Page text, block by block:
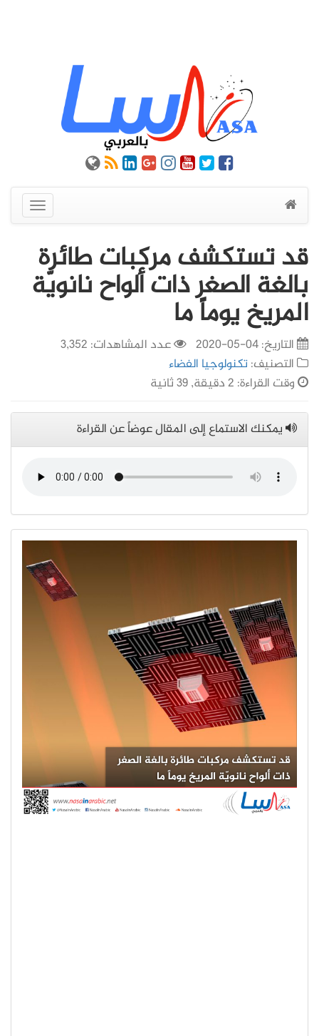
عرض
القائمة
قد تستكشف مركبات طائرة
بالغة الصغر ذات ألواح نانويّة
المريخ يوماً ما
التاريخ:04-05-2020
عدد المشاهدات: 3,352
التصنيف:تكنولوجيا الفضاء
وقت القراءة: 2 دقيقة, 39 ثانية
يمكنك الاستماع إلى المقال عوضاً عن القراءة